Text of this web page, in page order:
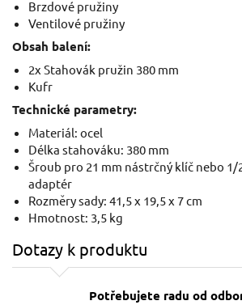
Brzdové pružiny
Ventilové pružiny
Obsah balení:
2x Stahovák pružin 380 mm
Kufr
Technické parametry:
Materiál: ocel
Délka stahováku: 380 mm
Šroub pro 21 mm nástrčný klíč nebo
adaptér
Rozměry sady: 41,5 x 19,5 x 7 cm
Hmotnost: 3,5 kg
Dotazy k produktu
Potřebujete radu od